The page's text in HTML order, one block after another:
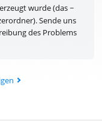
erzeugt wurde (das ~
Sende uns
des Problems